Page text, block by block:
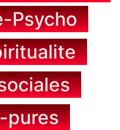
Psycho
pures